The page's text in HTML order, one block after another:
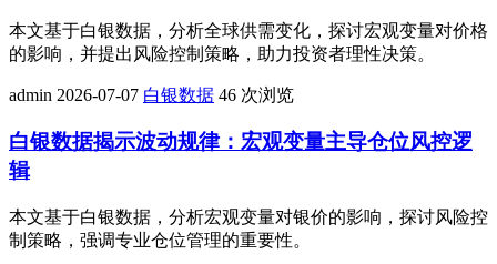
本文基于白银数据，分析全球供需变化，探讨宏观变量对价格
的影响，并提出风险控制策略，助力投资者理性决策。
admin 2026-07-07 白银数据 46 次浏览
白银数据揭示波动规律：宏观变量主导仓位风控逻
辑
本文基于白银数据，分析宏观变量对银价的影响，探讨风险控
制策略，强调专业仓位管理的重要性。